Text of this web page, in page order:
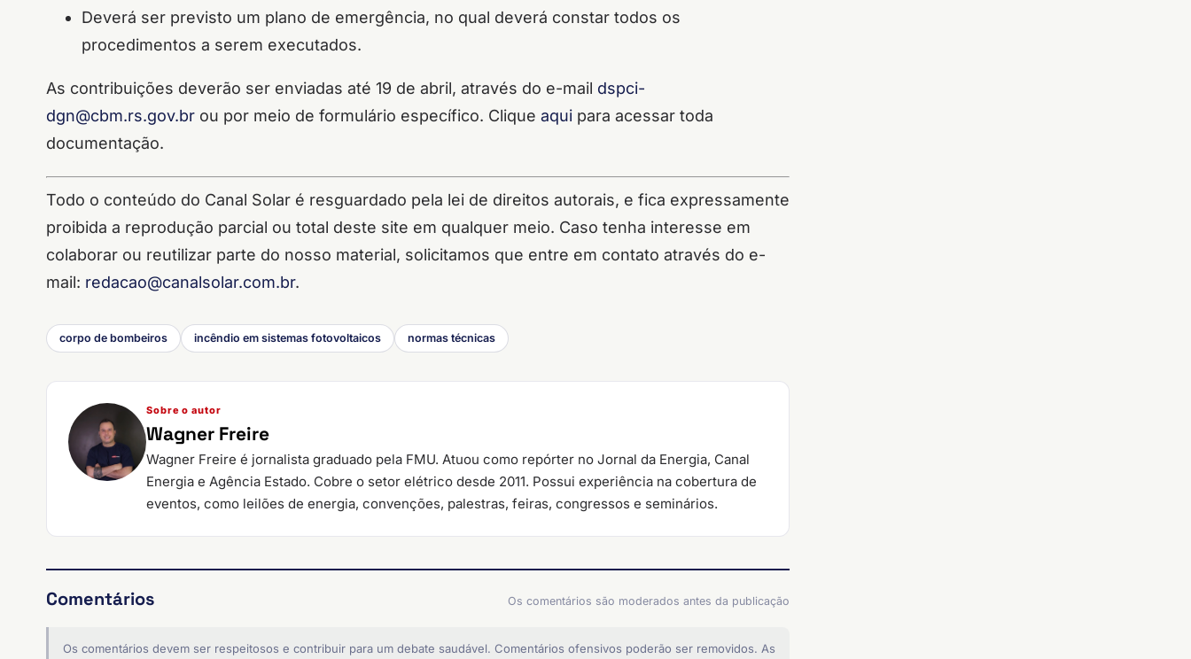
Deverá ser previsto um plano de emergência, no qual deverá constar todos os
procedimentos a serem executados.
As contribuições deverão ser enviadas até 19 de abril, através do e-mail dspci-
dgn@cbm.rs.gov.br ou por meio de formulário específico. Clique aqui para acessar toda
documentação.
Todo o conteúdo do Canal Solar é resguardado pela lei de direitos autorais, e fica expressamente
proibida a reprodução parcial ou total deste site em qualquer meio. Caso tenha interesse em
colaborar ou reutilizar parte do nosso material, solicitamos que entre em contato através do e-
mail: redacao@canalsolar.com.br.
corpo de bombeiros incêndio em sistemas fotovoltaicos normas técnicas
Sobre o autor
Wagner Freire
Wagner Freire é jornalista graduado pela FMU. Atuou como repórter no Jornal da Energia, Canal
Energia e Agência Estado. Cobre o setor elétrico desde 2011. Possui experiência na cobertura de
eventos, como leilões de energia, convenções, palestras, feiras, congressos e seminários.
Comentários Os comentários são moderados antes da publicação
Os comentários devem ser respeitosos e contribuir para um debate saudável. Comentários ofensivos poderão ser removidos. As